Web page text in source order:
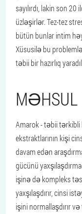
sayılırdı, lakin son
üzləşirlər. Tez-tez
bütün bunlar intim
Xüsusilə bu
təbii bir hazırlıq
MƏHSUL
Amarok - təbii tərkibli
ekstraktlarının kişi
davam edən
gücünü
işinə də kompleks
yaxşılaşdırır, cinsi
işini normallaşdırır